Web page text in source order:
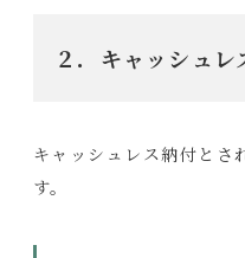
２．キャッシュ
キャッシュレス納付とさ
す。